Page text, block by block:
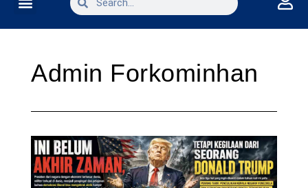
Admin Forkominhan